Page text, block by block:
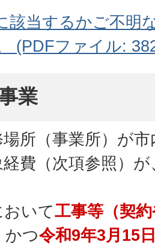
該当するかご不明
(PDFファイル:
業
所（事業所）が
費（次項参照）が
おいて工事等（契
かつ令和9年3月15